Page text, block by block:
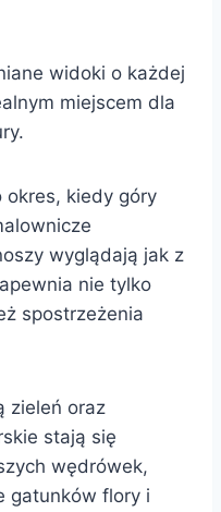
widoki o każdej
miejscem dla
okres, kiedy góry
wyglądają jak z
nie tylko
spostrzeżenia
zieleń oraz
stają się
wędrówek,
gatunków flory i